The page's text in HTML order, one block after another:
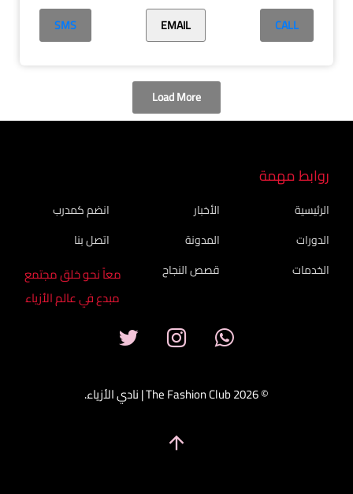
CALL
EMAIL
SMS
Load More
روابط مهمة
الرئيسية
الدورات
الخدمات
الأخبار
المدونة
قصص النجاح
انضم كمدرب
اتصل بنا
معاً نحو خلق مجتمع
مبدع في عالم الأزياء
© 2026 The Fashion Club | نادي الأزياء.
arrow_upward